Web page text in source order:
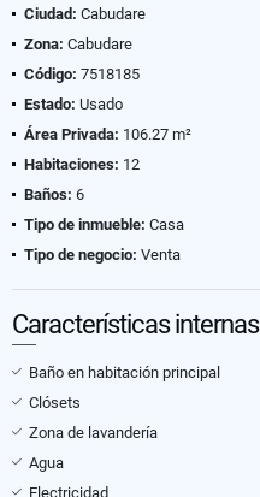
Ciudad: Cabudare
Zona: Cabudare
Código: 7518185
Estado: Usado
Área Privada: 106.27 m²
Habitaciones: 12
Baños: 6
Tipo de inmueble: Casa
Tipo de negocio: Venta
Características internas
Baño en habitación principal
Clósets
Zona de lavandería
Agua
Electricidad